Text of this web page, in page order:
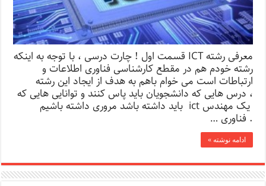
معرفی رشته ICT قسمت اول ! چارت درسی ، با توجه به اینکه
رشته خودم هم در مقطع کارشناسی فناوری اطلاعات و
ارتباطات است می خوام باهم به هدف از ایجاد این رشته
، درس هایی که دانشجویان باید پاس کنند و توانایی هایی که
یک مهندس ict باید داشته باشد مروری داشته باشیم
. فناوری …
ادامه نوشته »